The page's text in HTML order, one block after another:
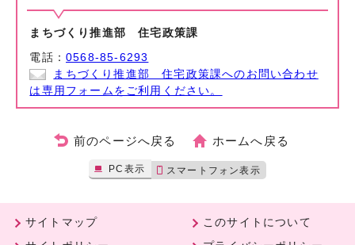
まちづくり推進部 住宅政策課
電話：0568-85-6293
まちづくり推進部 住宅政策課へのお問い合わせ
は専用フォームをご利用ください。
前のページへ戻る ホームへ戻る
PC表示 スマートフォン表示
サイトマップ
このサイトについて